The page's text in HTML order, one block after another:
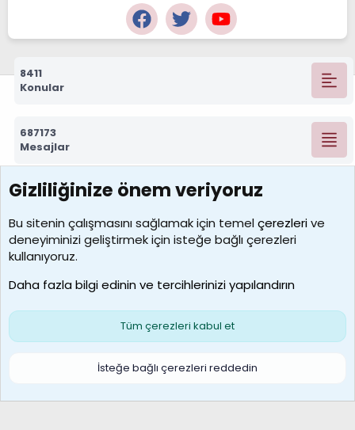
8411
Konular
687173
Mesajlar
7388
Kullanıcılar
borabekirogluu
Son üye
Çerezler
S
Gizliliğinize önem veriyoruz
Bu sitenin çalışmasını sağlamak için temelçerezlerive
deneyiminizi geliştirmek için isteğe bağlı çerezleri
kullanıyoruz.
Daha fazla bilgi edinin ve tercihlerinizi yapılandırın
Tüm çerezleri kabul et
İsteğe bağlı çerezleri reddedin